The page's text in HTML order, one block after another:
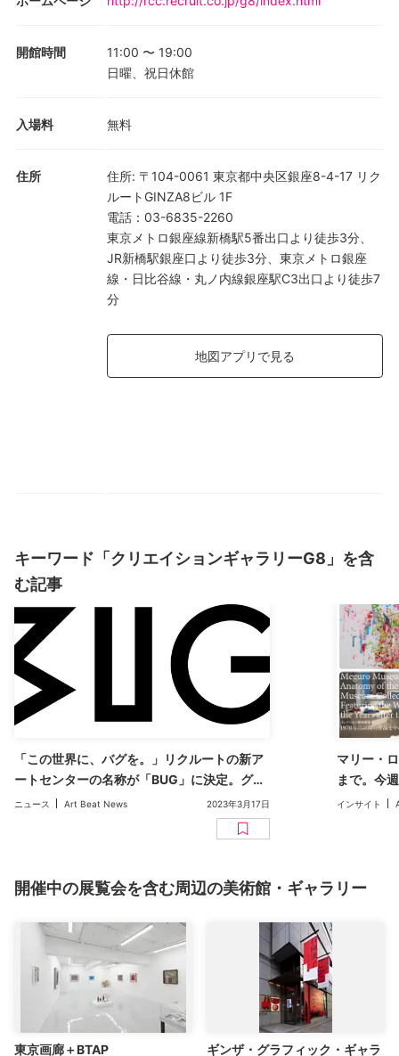
開館時間 11:00 〜 19:00
日曜、祝日休館
入場料 無料
住所 住所: 〒104-0061 東京都中央区銀座8-4-17 リク
ルートGINZA8ビル 1F
電話 ： 03-6835-2260
東京メトロ銀座線新橋駅5番出口より徒歩3分、
JR新橋駅銀座口より徒歩3分、東京メトロ銀座
線・日比谷線・丸ノ内線銀座駅C3出口より徒歩7
分
地図アプリで見る
キーワード「クリエイションギャラリーG8」を含
む記事
「この世界に、バグを。」リクルートの新ア
ートセンターの名称が「BUG」に決定。グラ
ンドオープンは9月20日
ニュース Art Beat News 2023年3月17日
マリー・
まで。今
インサイト
開催中の展覧会を含む周辺の美術館・ギャラリー
東京画廊＋BTAP ギンザ・グラフィック・ギャラ